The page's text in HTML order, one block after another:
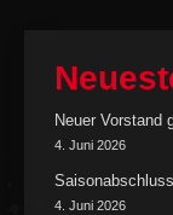
Neuer Vorstand
4. Juni 2026
4. Juni 2026